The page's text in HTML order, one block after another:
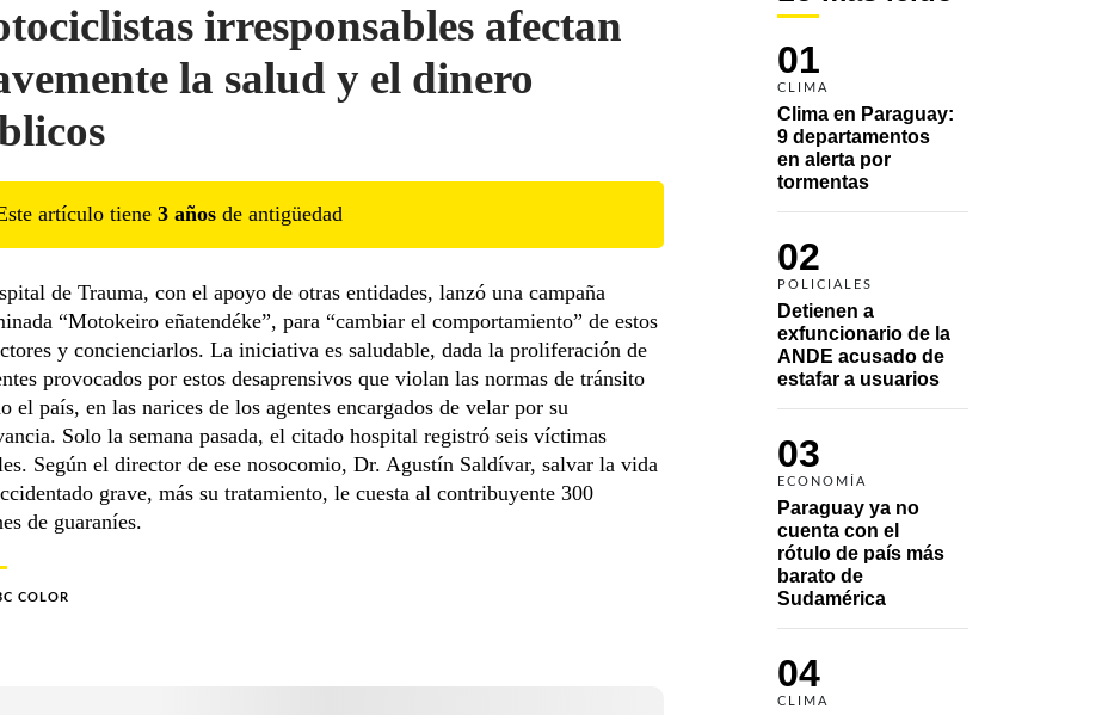
01
CLIMA
Clima en Paraguay:
9 departamentos
en alerta por
tormentas
02
POLICIALES
Detienen a
exfuncionario de la
ANDE acusado de
estafar a usuarios
03
ECONOMÍA
Paraguay ya no
cuenta con el
rótulo de país más
barato de
Sudamérica
04
CLIMA
irresponsables afectan
la salud y el dinero
artículo tiene 3 años de antigüedad
de Trauma, con el apoyo de otras entidades, lanzó una campaña
“Motokeiro eñatendéke”, para “cambiar el comportamiento” de estos
y concienciarlos. La iniciativa es saludable, dada la proliferación de
provocados por estos desaprensivos que violan las normas de tránsito
el país, en las narices de los agentes encargados de velar por su
Solo la semana pasada, el citado hospital registró seis víctimas
Según el director de ese nosocomio, Dr. Agustín Saldívar, salvar la vida
grave, más su tratamiento, le cuesta al contribuyente 300
de guaraníes.
COLOR